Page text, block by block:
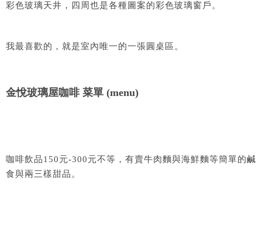
彩色玻璃天井，四周也是各種圖案的彩色玻璃窗戶。
我最喜歡的，就是室內唯一的一張圓桌區。
金悅玻璃屋咖啡 菜單 (menu)
咖啡飲品150元-300元不等，有賣牛肉麵與海鮮麵等簡單的鹹
食與兩三樣甜品。